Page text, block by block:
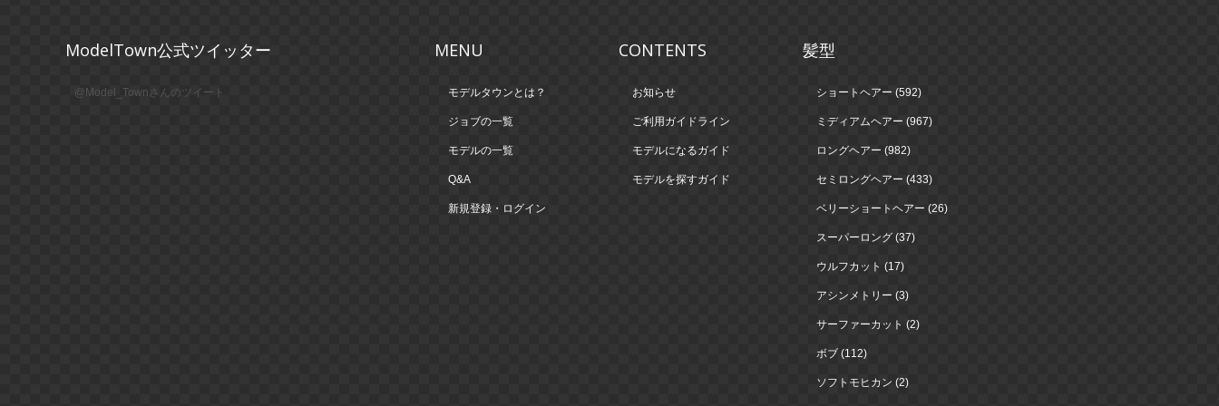
ModelTown公式ツイッター
@Model_Townさんのツイート
MENU
モデルタウンとは？
ジョブの一覧
モデルの一覧
Q&A
新規登録・ログイン
CONTENTS
お知らせ
ご利用ガイドライン
モデルになるガイド
モデルを探すガイド
髪型
ショートヘアー (592)
ミディアムヘアー (967)
ロングヘアー (982)
セミロングヘアー (433)
ベリーショートヘアー (26)
スーパーロング (37)
ウルフカット (17)
アシンメトリー (3)
サーファーカット (2)
ボブ (112)
ソフトモヒカン (2)